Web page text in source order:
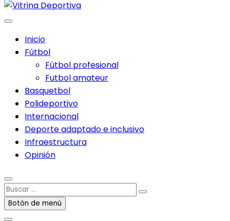
Inicio
Fútbol
Fútbol profesional
Futbol amateur
Basquetbol
Polideportivo
Internacional
Deporte adaptado e inclusivo
Infraestructura
Opinión
Buscar
…Botón de menú